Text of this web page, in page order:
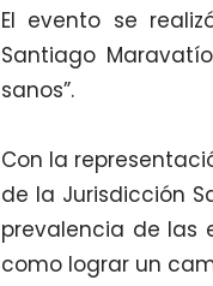
El evento se
Santiago
sanos”.
Con la
de la Jurisdicción
prevalencia de las
como lograr un